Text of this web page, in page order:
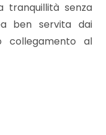
tranquillità senza
ben servita dai
collegamento al